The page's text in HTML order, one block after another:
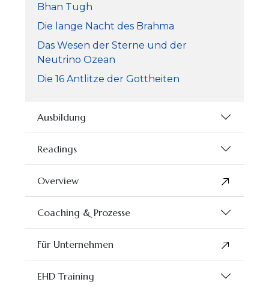
Bhan Tugh
Die lange Nacht des Brahma
Das Wesen der Sterne und der
Neutrino Ozean
Die 16 Antlitze der Gottheiten
Ausbildung
Readings
Overview
Coaching & Prozesse
Für Unternehmen
EHD Training